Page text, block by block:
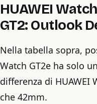
HUAWEI
GT2: Outlook
Nella tabella sopra,
Watch GT2e ha solo
differenza di HUAWEI
che 42mm.